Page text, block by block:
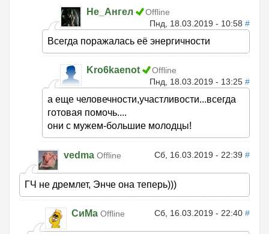
Не_Ангел
Offline
Пнд, 18.03.2019 - 10:58 #
Всегда поражалась её энергичности
Kro6kaenot
Offline
Пнд, 18.03.2019 - 13:25 #
а еще человечности,участливости...всегда
готовая помочь....
они с мужем-большие молодцы!
vedma Offline Сб, 16.03.2019 - 22:39 #
ГЧ не дремлет, Энче она теперь)))
СиМа Offline Сб, 16.03.2019 - 22:40 #